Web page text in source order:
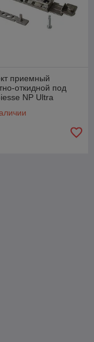
приемный
откидной под
NP Ultra